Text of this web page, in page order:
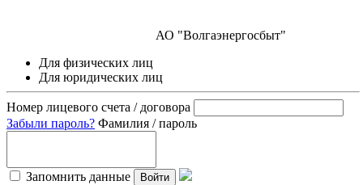
АО "Волгаэнергосбыт"
Для физических лиц
Для юридических лиц
Номер лицевого счета / договора
Забыли пароль? Фамилия / пароль
Запомнить данные Войти